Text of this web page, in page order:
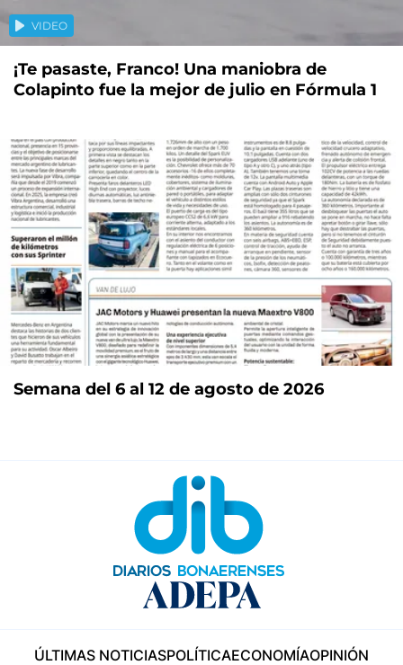
VIDEO
¡Te pasaste, Franco! Una maniobra de
Colapinto fue la mejor de julio en Fórmula 1
Semana del 6 al 12 de agosto de 2026
ÚLTIMAS NOTICIASPOLÍTICAECONOMÍAOPINIÓN